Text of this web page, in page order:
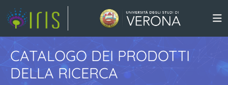
CATALOGO DEI PRODOTTI
DELLA RICERCA